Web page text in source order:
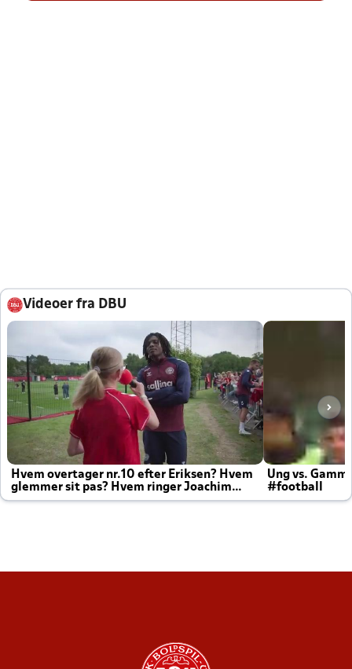
Videoer fra DBU
Hvem overtager nr.10 efter Eriksen? Hvem
glemmer sit pas? Hvem ringer Joachim
altid til efter kampe?
Ung vs.
#football